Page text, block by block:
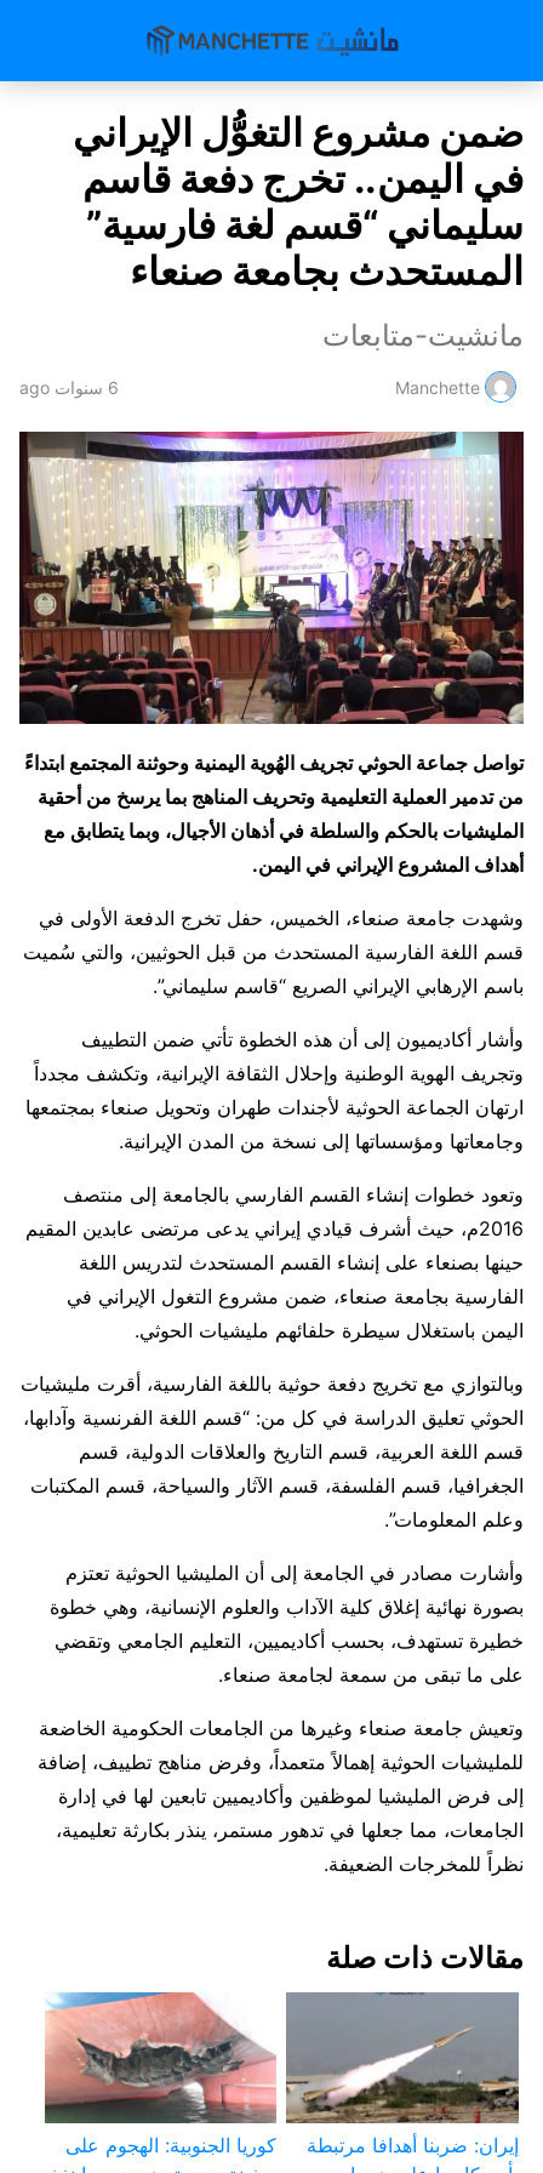
ضمن مشروع التغوُّل الإيراني
في اليمن.. تخرج دفعة قاسم
سليماني “قسم لغة فارسية”
المستحدث بجامعة صنعاء
مانشيت-متابعات
Manchette 6 سنوات ago
تواصل جماعة الحوثي تجريف الهُوية اليمنية وحوثنة المجتمع ابتداءً
من تدمير العملية التعليمية وتحريف المناهج بما يرسخ من أحقية
المليشيات بالحكم والسلطة في أذهان الأجيال، وبما يتطابق مع
أهداف المشروع الإيراني في اليمن.
وشهدت جامعة صنعاء، الخميس، حفل تخرج الدفعة الأولى في
قسم اللغة الفارسية المستحدث من قبل الحوثيين، والتي سُميت
باسم الإرهابي الإيراني الصريع “قاسم سليماني”.
وأشار أكاديميون إلى أن هذه الخطوة تأتي ضمن التطييف
وتجريف الهوية الوطنية وإحلال الثقافة الإيرانية، وتكشف مجدداً
ارتهان الجماعة الحوثية لأجندات طهران وتحويل صنعاء بمجتمعها
وجامعاتها ومؤسساتها إلى نسخة من المدن الإيرانية.
وتعود خطوات إنشاء القسم الفارسي بالجامعة إلى منتصف
2016م، حيث أشرف قيادي إيراني يدعى مرتضى عابدين المقيم
حينها بصنعاء على إنشاء القسم المستحدث لتدريس اللغة
الفارسية بجامعة صنعاء، ضمن مشروع التغول الإيراني في
اليمن باستغلال سيطرة حلفائهم مليشيات الحوثي.
وبالتوازي مع تخريج دفعة حوثية باللغة الفارسية، أقرت مليشيات
الحوثي تعليق الدراسة في كل من: “قسم اللغة الفرنسية وآدابها،
قسم اللغة العربية، قسم التاريخ والعلاقات الدولية، قسم
الجغرافيا، قسم الفلسفة، قسم الآثار والسياحة، قسم المكتبات
وعلم المعلومات”.
وأشارت مصادر في الجامعة إلى أن المليشيا الحوثية تعتزم
بصورة نهائية إغلاق كلية الآداب والعلوم الإنسانية، وهي خطوة
خطيرة تستهدف، بحسب أكاديميين، التعليم الجامعي وتقضي
على ما تبقى من سمعة لجامعة صنعاء.
وتعيش جامعة صنعاء وغيرها من الجامعات الحكومية الخاضعة
للمليشيات الحوثية إهمالاً متعمداً، وفرض مناهج تطييف، إضافة
إلى فرض المليشيا لموظفين وأكاديميين تابعين لها في إدارة
الجامعات، مما جعلها في تدهور مستمر، ينذر بكارثة تعليمية،
نظراً للمخرجات الضعيفة.
مقالات ذات صلة
إيران: ضربنا أهدافا مرتبطة
كوريا الجنوبية: الهجوم على